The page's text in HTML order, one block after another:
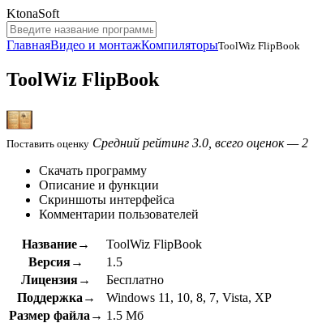
KtonaSoft
ГлавнаяВидео и монтажКомпиляторыToolWiz FlipBook
ToolWiz FlipBook
Поставить оценку Средний рейтинг 3.0, всего оценок — 2
Скачать программу
Описание и функции
Скриншоты интерфейса
Комментарии пользователей
Название→
ToolWiz FlipBook
Версия→
1.5
Лицензия→
Бесплатно
Поддержка→
Windows 11, 10, 8, 7, Vista, XP
Размер файла→ 1.5 Мб